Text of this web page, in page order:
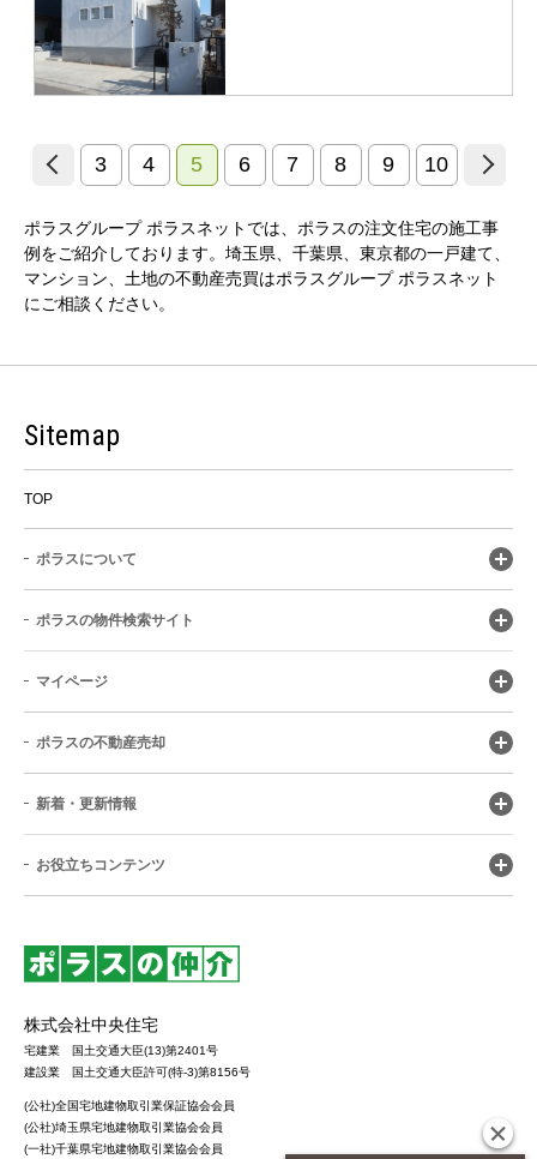
3 4 5 6 7 8 9 10
ポラスグループ ポラスネットでは、ポラスの注文住宅の施工事
例をご紹介しております。埼玉県、千葉県、東京都の一戸建て、
マンション、土地の不動産売買はポラスグループ ポラスネット
にご相談ください。
Sitemap
TOP
ポラスについて
ポラスの物件検索サイト
マイページ
ポラスの不動産売却
新着・更新情報
お役立ちコンテンツ
株式会社中央住宅
宅建業 国土交通大臣(13)第2401号
建設業 国土交通大臣許可(特-3)第8156号
(公社)全国宅地建物取引業保証協会会員
(公社)埼玉県宅地建物取引業協会会員
(一社)千葉県宅地建物取引業協会会員